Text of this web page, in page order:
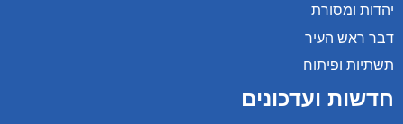
יהדות ומסורת
דבר ראש העיר
תשתיות ופיתוח
חדשות ועדכונים